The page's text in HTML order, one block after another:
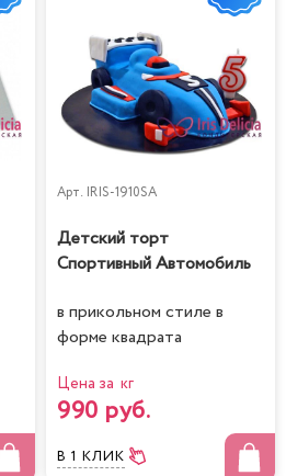
Арт. IRIS-1910SA
Детский торт
Спортивный Автомобиль
в прикольном стиле в
форме квадрата
Цена за кг
990 руб.
В 1 КЛИК